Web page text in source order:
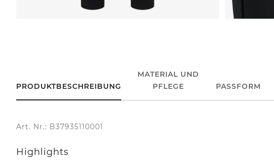
PRODUKTBESCHREIBUNG
MATERIAL UND
PFLEGE
PASSFORM
Art. Nr.: B37935110001
Highlights